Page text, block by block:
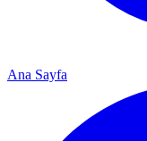
Ana Sayfa